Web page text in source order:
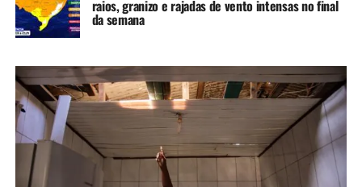
raios, granizo e rajadas de vento intensas no final
da semana